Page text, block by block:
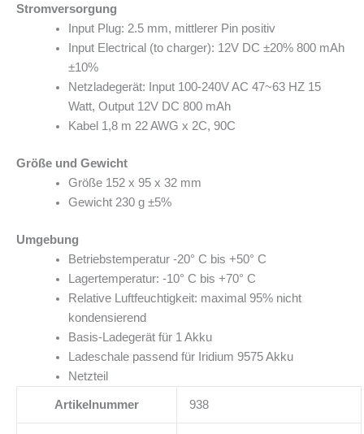
Stromversorgung
Input Plug: 2.5 mm, mittlerer Pin positiv
Input Electrical (to charger): 12V DC ±20% 800 mAh
±10%
Netzladegerät: Input 100-240V AC 47~63 HZ 15
Watt, Output 12V DC 800 mAh
Kabel 1,8 m 22 AWG x 2C, 90C
Größe und Gewicht
Größe 152 x 95 x 32 mm
Gewicht 230 g ±5%
Umgebung
Betriebstemperatur -20° C bis +50° C
Lagertemperatur: -10° C bis +70° C
Relative Luftfeuchtigkeit: maximal 95% nicht
kondensierend
Basis-Ladegerät für 1 Akku
Ladeschale passend für Iridium 9575 Akku
Netzteil
Artikelnummer 938